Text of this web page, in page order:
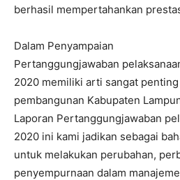
berhasil mempertahankan
Dalam Penyampaian
Pertanggungjawaban
2020 memiliki arti sangat
pembangunan Kabupaten
Laporan Pertanggungjawaban
2020 ini kami jadikan sebagai
untuk melakukan perubahan,
penyempurnaan dalam